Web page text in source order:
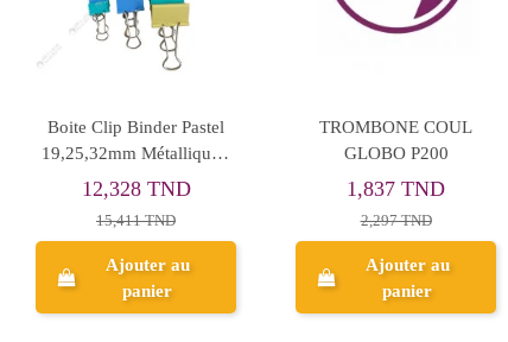
Rupture de stock
Boite de 100 Trombones
Triangulaire, 30mm -
Maped
1,607 TND
Aperçu
TROMBONE 29MM DELI
EZ20213 200P
4,855 TND
Aperçu